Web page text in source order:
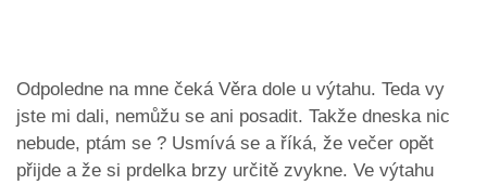
Odpoledne na mne čeká Věra dole u výtahu. Teda vy
jste mi dali, nemůžu se ani posadit. Takže dneska nic
nebude, ptám se ? Usmívá se a říká, že večer opět
přijde a že si prdelka brzy určitě zvykne. Ve výtahu